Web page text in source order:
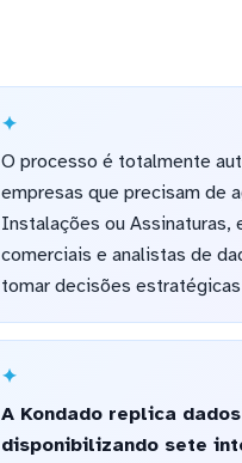
O processo é totalmente
empresas que precisam de
Instalações ou Assinaturas,
comerciais e analistas de
tomar decisões
A Kondado replica
disponibilizando sete